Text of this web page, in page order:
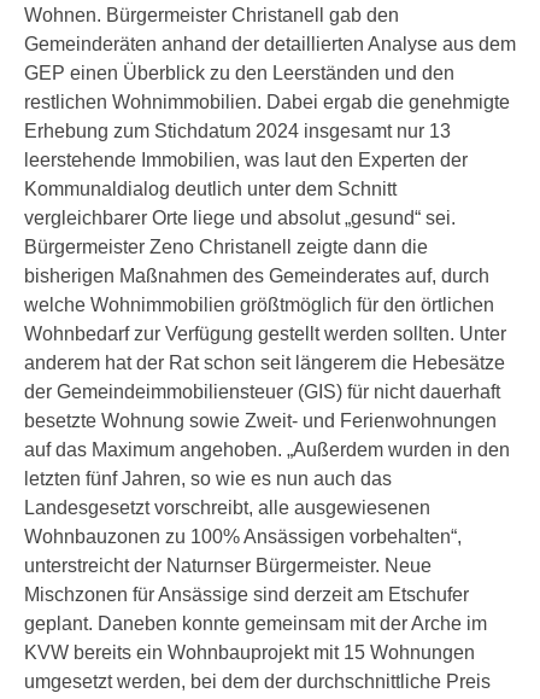
Wohnen. Bürgermeister Christanell gab den
Gemeinderäten anhand der detaillierten Analyse aus dem
GEP einen Überblick zu den Leerständen und den
restlichen Wohnimmobilien. Dabei ergab die genehmigte
Erhebung zum Stichdatum 2024 insgesamt nur 13
leerstehende Immobilien, was laut den Experten der
Kommunaldialog deutlich unter dem Schnitt
vergleichbarer Orte liege und absolut „gesund“ sei.
Bürgermeister Zeno Christanell zeigte dann die
bisherigen Maßnahmen des Gemeinderates auf, durch
welche Wohnimmobilien größtmöglich für den örtlichen
Wohnbedarf zur Verfügung gestellt werden sollten. Unter
anderem hat der Rat schon seit längerem die Hebesätze
der Gemeindeimmobiliensteuer (GIS) für nicht dauerhaft
besetzte Wohnung sowie Zweit- und Ferienwohnungen
auf das Maximum angehoben. „Außerdem wurden in den
letzten fünf Jahren, so wie es nun auch das
Landesgesetzt vorschreibt, alle ausgewiesenen
Wohnbauzonen zu 100% Ansässigen vorbehalten“,
unterstreicht der Naturnser Bürgermeister. Neue
Mischzonen für Ansässige sind derzeit am Etschufer
geplant. Daneben konnte gemeinsam mit der Arche im
KVW bereits ein Wohnbauprojekt mit 15 Wohnungen
umgesetzt werden, bei dem der durchschnittliche Preis